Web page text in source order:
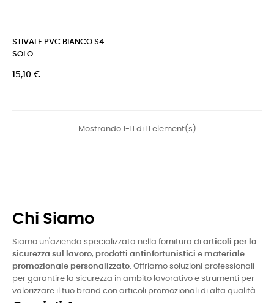
STIVALE PVC BIANCO S4
SOLO...
Prezzo
15,10 €
Mostrando 1-11 di 11 element(s)
Chi Siamo
Siamo un'azienda specializzata nella fornitura di articoli per la
sicurezza sul lavoro, prodotti antinfortunistici e materiale
promozionale personalizzato. Offriamo soluzioni professionali
per garantire la sicurezza in ambito lavorativo e strumenti per
valorizzare il tuo brand con articoli promozionali di alta qualità.